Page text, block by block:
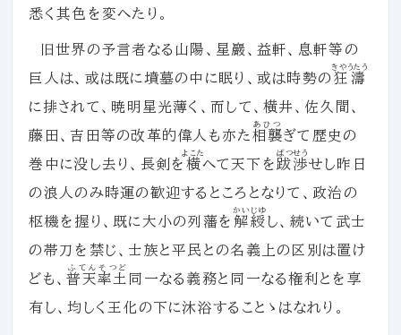
悉く其色を変へたり。
旧世界の予言者なる山陽、星巖、益軒、息軒等の
巨人は、或は既に墳墓の中に眠り、或は時勢の 狂濤
きやうたう
に排されて、暁明星光薄く、而して、横井、佐久間、
藤田、吉田等の改革的偉人も亦た相襲
あひつ
ぎて歴史の
巻中に没し去り、長剣を 横
よこた
へて天下を 跋渉
ばつせう
せし昨日
の浪人のみ時運の歓迎するところとなりて、政治の
枢機を握り、既に大小の列藩を 解綬
かいじゆ
し、続いて武士
の帯刀を禁じ、士族と平民との名義上の区別は置け
ども、普天率土
ふてんそつど
同一なる義務と同一なる権利とを享
有し、均しく王化の下に沐浴することゝはなれり。